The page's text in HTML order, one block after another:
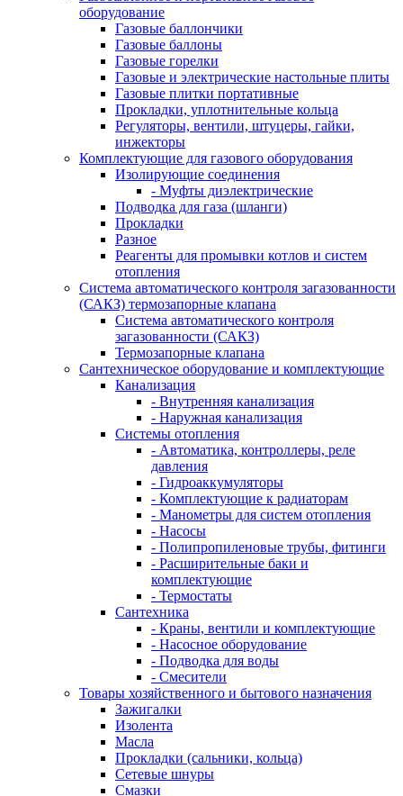
оборудование
Газовые баллончики
Газовые баллоны
Газовые горелки
Газовые и электрические настольные плиты
Газовые плитки портативные
Прокладки, уплотнительные кольца
Регуляторы, вентили, штуцеры, гайки,
инжекторы
Комплектующие для газового оборудования
Изолирующие соединения
- Муфты диэлектрические
Подводка для газа (шланги)
Прокладки
Разное
Реагенты для промывки котлов и систем
отопления
Система автоматического контроля загазованности
(САКЗ) термозапорные клапана
Система автоматического контроля
загазованности (САКЗ)
Термозапорные клапана
Сантехническое оборудование и комплектующие
Канализация
- Внутренняя канализация
- Наружная канализация
Системы отопления
- Автоматика, контроллеры, реле
давления
- Гидроаккумуляторы
- Комплектующие к радиаторам
- Манометры для систем отопления
- Насосы
- Полипропиленовые трубы, фитинги
- Расширительные баки и
комплектующие
- Термостаты
Сантехника
- Краны, вентили и комплектующие
- Насосное оборудование
- Подводка для воды
- Смесители
Товары хозяйственного и бытового назначения
Зажигалки
Изолента
Масла
Прокладки (сальники, кольца)
Сетевые шнуры
Смазки